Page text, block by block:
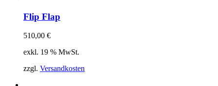
Flip Flap
510,00 €
exkl. 19 % MwSt.
zzgl. Versandkosten